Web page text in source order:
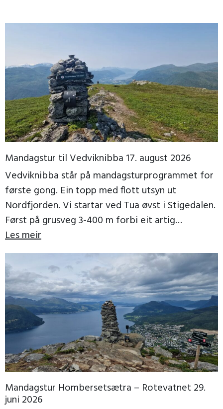
Mandagstur til Vedviknibba 17. august 2026
Vedviknibba står på mandagsturprogrammet for
første gong. Ein topp med flott utsyn ut
Nordfjorden. Vi startar ved Tua øvst i Stigedalen.
Først på grusveg 3-400 m forbi eit artig
trollgjerde, […]
Les meir
Mandagstur Hombersetsætra – Rotevatnet 29.
juni 2026